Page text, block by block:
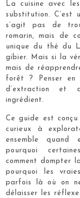
La cuisine avec
substitution. C’est
s’agit pas de
romarin, mais de
unique du thé du
gibier. Mais si la
mais de
forêt ? Penser en
d’extraction et
ingrédient.
Ce guide est
curieux à
ensemble quand
pourquoi
comment dompter
pourquoi les
parfois là où on
délaisser les